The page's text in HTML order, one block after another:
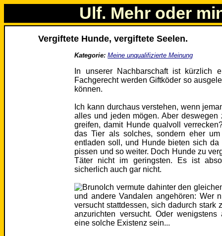
Ulf. Mehr oder
Vergiftete Hunde, vergiftete Seelen.
Kategorie: Meine unqualifizierte Meinung
In unserer Nachbarschaft ist kürzlich
Fachgerecht werden Giftköder so
können.
Ich kann durchaus verstehen, wenn
alles und jeden mögen. Aber
greifen, damit Hunde qualvoll
das Tier als solches, sondern eher
entladen soll, und Hunde bieten sich
pissen und so weiter. Doch Hunde zu
Täter nicht im geringsten. Es ist
sicherlich auch gar nicht.
Ich vermute dahinter den
und andere Vandalen angehören: Wer
versucht stattdessen, sich dadurch stark
anzurichten versucht. Oder
eine solche Existenz sein...